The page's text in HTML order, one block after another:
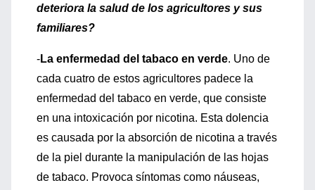
deteriora la salud de los agricultores y sus
familiares?
-La enfermedad del tabaco en verde. Uno de
cada cuatro de estos agricultores padece la
enfermedad del tabaco en verde, que consiste
en una intoxicación por nicotina. Esta dolencia
es causada por la absorción de nicotina a través
de la piel durante la manipulación de las hojas
de tabaco. Provoca síntomas como náuseas,